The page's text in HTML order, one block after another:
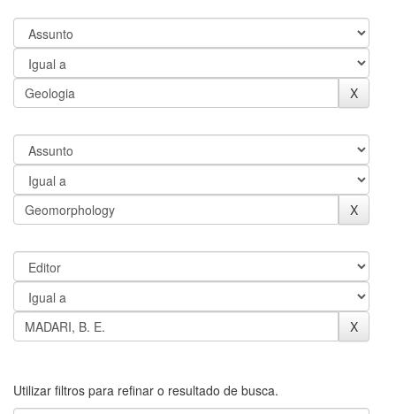
Utilizar filtros para refinar o resultado de busca.